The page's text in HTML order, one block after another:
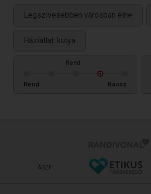
Legszívesebben városban élne
Háziállat: kutya
Rend
Rend Káosz
ÁSZF